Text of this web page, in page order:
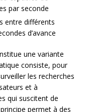
par seconde
entre différents
d’avance
une variante
consiste, pour
les recherches
et à
qui suscitent de
permet à des